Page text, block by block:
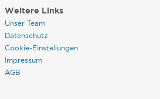
Weitere Links
Unser Team
Datenschutz
Cookie-Einstellungen
Impressum
AGB